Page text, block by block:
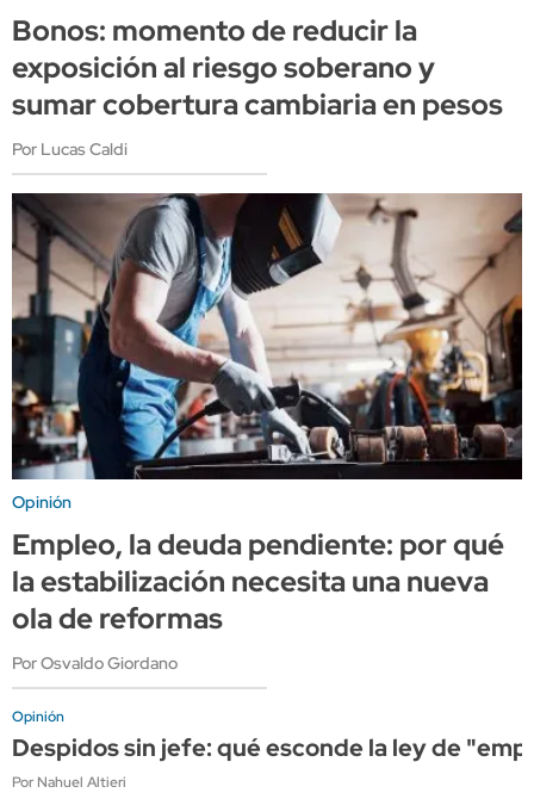
Bonos: momento de reducir la
exposición al riesgo soberano y
sumar cobertura cambiaria en pesos
Por Lucas Caldi
Opinión
Empleo, la deuda pendiente: por qué
la estabilización necesita una nueva
ola de reformas
Por Osvaldo Giordano
Opinión
Despidos sin jefe: qué esconde la ley de
Por Nahuel Altieri